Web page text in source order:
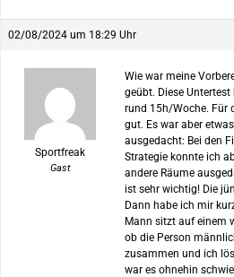
02/08/2024 um 18:29 Uhr
Sportfreak
Gast
Wie war meine
geübt. Diese
rund 15h/Woche. Für
gut. Es war aber
ausgedacht: Bei den
Strategie konnte ich
andere Räume
ist sehr wichtig! Die
Dann habe ich mir
Mann sitzt auf einem
ob die Person
zusammen und ich
war es ohnehin